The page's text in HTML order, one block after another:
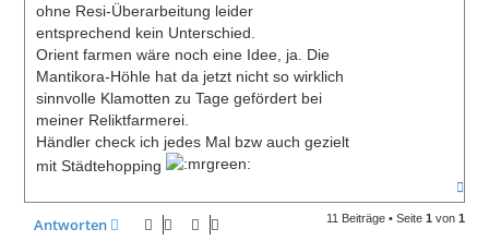
ohne Resi-Überarbeitung leider
entsprechend kein Unterschied.
Orient farmen wäre noch eine Idee, ja. Die
Mantikora-Höhle hat da jetzt nicht so wirklich
sinnvolle Klamotten zu Tage gefördert bei
meiner Reliktfarmerei.
Händler check ich jedes Mal bzw auch gezielt
mit Städtehopping
N
a
c
Antworten 11 Beiträge • Seite 1 von 1